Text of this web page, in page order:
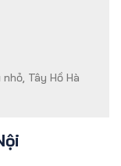
Tây Hồ Hà